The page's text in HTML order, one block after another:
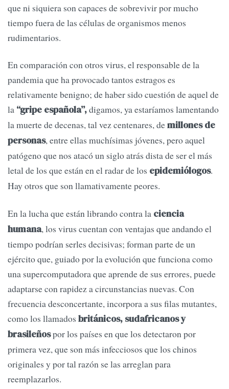
que ni siquiera son capaces de sobrevivir por mucho
tiempo fuera de las células de organismos menos
rudimentarios.
En comparación con otros virus, el responsable de la
pandemia que ha provocado tantos estragos es
relativamente benigno; de haber sido cuestión de aquel de
la “gripe española”,digamos, ya estaríamos lamentando
la muerte de decenas, tal vez centenares, demillones de
personas, entre ellas muchísimas jóvenes, pero aquel
patógeno que nos atacó un siglo atrás dista de ser el más
letal de los que están en el radar de los epidemiólogos.
Hay otros que son llamativamente peores.
En la lucha que están librando contra la ciencia
humana, los virus cuentan con ventajas que andando el
tiempo podrían serles decisivas; forman parte de un
ejército que, guiado por la evolución que funciona como
una supercomputadora que aprende de sus errores, puede
adaptarse con rapidez a circunstancias nuevas. Con
frecuencia desconcertante, incorpora a sus filas mutantes,
como los llamados británicos, sudafricanos y
brasileñospor los países en que los detectaron por
primera vez, que son más infecciosos que los chinos
originales y por tal razón se las arreglan para
reemplazarlos.